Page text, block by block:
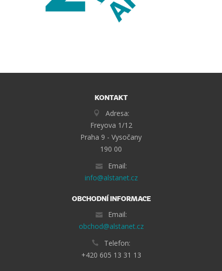
KONTAKT
Adresa:
Freyova 1/12
Praha 9 - Vysočany
190 00
Email:
info@alstanet.cz
OBCHODNÍ INFORMACE
Email:
obchod@alstanet.cz
Telefon:
+420 605 13 31 13